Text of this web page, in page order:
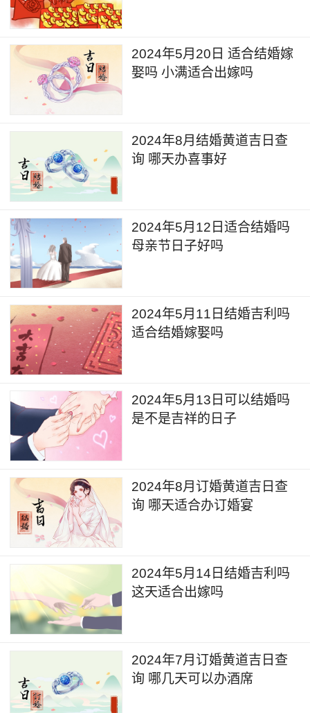
2024年5月20日 适合结婚嫁
娶吗 小满适合出嫁吗
2024年8月结婚黄道吉日查
询 哪天办喜事好
2024年5月12日适合结婚吗
母亲节日子好吗
2024年5月11日结婚吉利吗
适合结婚嫁娶吗
2024年5月13日可以结婚吗
是不是吉祥的日子
2024年8月订婚黄道吉日查
询 哪天适合办订婚宴
2024年5月14日结婚吉利吗
这天适合出嫁吗
2024年7月订婚黄道吉日查
询 哪几天可以办酒席